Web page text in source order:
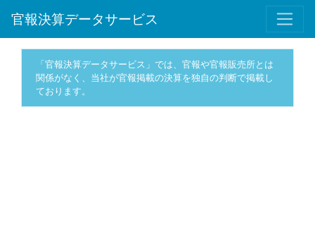
官報決算データサービス
「官報決算データサービス」では、官報や官報販売所とは
関係がなく、当社が官報掲載の決算を独自の判断で掲載し
ております。